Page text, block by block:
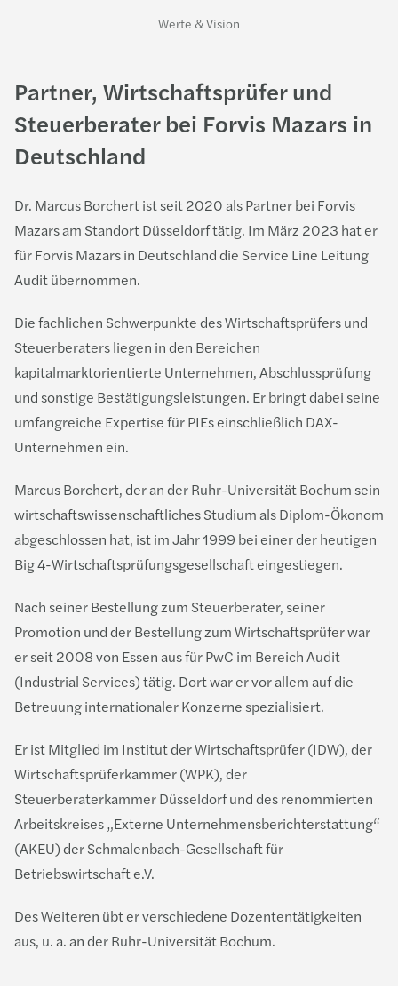
Werte & Vision
Partner, Wirtschaftsprüfer und
Steuerberater bei Forvis Mazars in
Deutschland
Dr. Marcus Borchert ist seit 2020 als Partner bei Forvis
Mazars am Standort Düsseldorf tätig. Im März 2023 hat er
für Forvis Mazars in Deutschland die Service Line Leitung
Audit übernommen.
Die fachlichen Schwerpunkte des Wirtschaftsprüfers und
Steuerberaters liegen in den Bereichen
kapitalmarktorientierte Unternehmen, Abschlussprüfung
und sonstige Bestätigungsleistungen. Er bringt dabei seine
umfangreiche Expertise für PIEs einschließlich DAX-
Unternehmen ein.
Marcus Borchert, der an der Ruhr-Universität Bochum sein
wirtschaftswissenschaftliches Studium als Diplom-Ökonom
abgeschlossen hat, ist im Jahr 1999 bei einer der heutigen
Big 4-Wirtschaftsprüfungsgesellschaft eingestiegen.
Nach seiner Bestellung zum Steuerberater, seiner
Promotion und der Bestellung zum Wirtschaftsprüfer war
er seit 2008 von Essen aus für PwC im Bereich Audit
(Industrial Services) tätig. Dort war er vor allem auf die
Betreuung internationaler Konzerne spezialisiert.
Er ist Mitglied im Institut der Wirtschaftsprüfer (IDW), der
Wirtschaftsprüferkammer (WPK), der
Steuerberaterkammer Düsseldorf und des renommierten
Arbeitskreises „Externe Unternehmensberichterstattung“
(AKEU) der Schmalenbach-Gesellschaft für
Betriebswirtschaft e.V.
Des Weiteren übt er verschiedene Dozententätigkeiten
aus, u. a. an der Ruhr-Universität Bochum.